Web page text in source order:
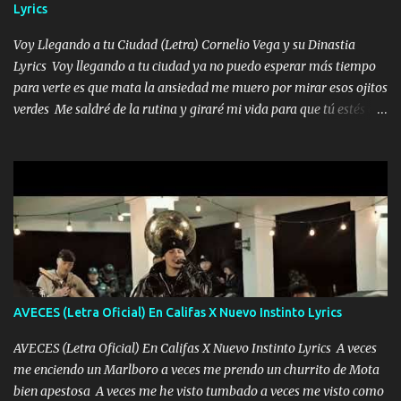
me encantes Decirte que me siento muy feliz y emocionado por
tenerte aquí espero que quiera...
Lyrics
Voy Llegando a tu Ciudad (Letra) Cornelio Vega y su Dinastia
Lyrics Voy llegando a tu ciudad ya no puedo esperar más tiempo
para verte es que mata la ansiedad me muero por mirar esos ojitos
verdes Me saldré de la rutina y giraré mi vida para que tú estés en
solo yo tendre el candado 🔒 del amor ❤️ Música Mil y un besos
para dar ya estando en tu ciudad no habrá quien lo detenga si las
copas van de más vayamos a un lugar y cerremos las puertas
Entre alcohol y besos se va incrementado el Fuego en esa
habitación ya no mires más el reloj Única por donde vas me curas
tú mi mal moviendo tu silueta no hay otra que te sea igual te ves
tan especial por eso es que me tientas Aquí estoy no dejaré que se
te acerque nadie porque solo yo tendre el candado 🔒 del a...
AVECES (Letra Oficial) En Califas X Nuevo Instinto Lyrics
AVECES (Letra Oficial) En Califas X Nuevo Instinto Lyrics A veces
me enciendo un Marlboro a veces me prendo un churrito de Mota
bien apestosa A veces me he visto tumbado a veces me visto como